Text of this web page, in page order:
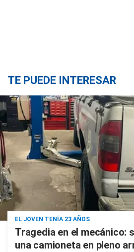
TE PUEDE INTERESAR
EL JOVEN TENÍA 23 AÑOS
Tragedia en el mecánico:
una camioneta en pleno